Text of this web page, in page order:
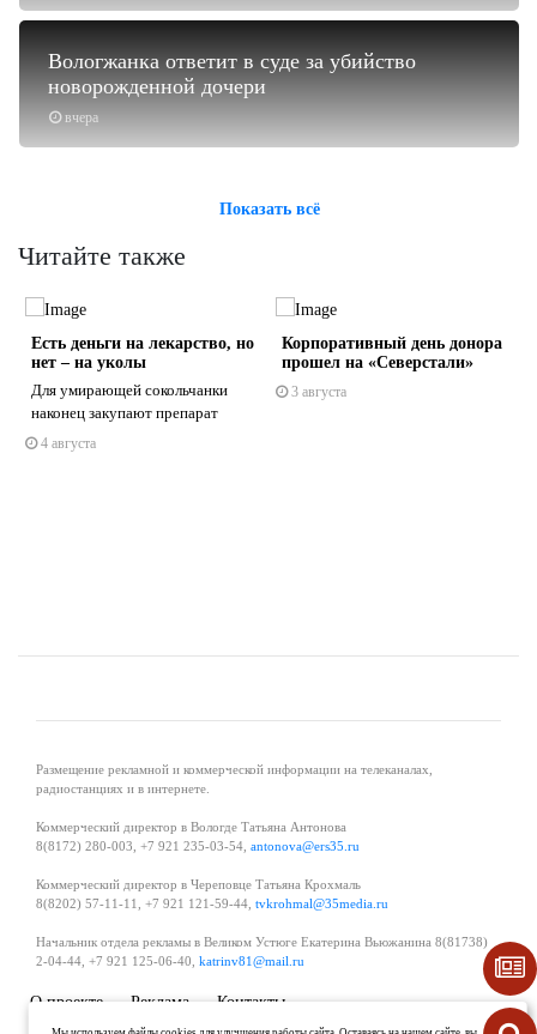
вчера
Вологжанка ответит в суде за убийство
новорожденной дочери
Показать всё
Читайте также
Есть деньги на лекарство, но
нет – на уколы
Для умирающей сокольчанки
наконец закупают препарат
4 августа
Корпоративный день донора
прошел на «Северстали»
3 августа
Размещение рекламной и коммерческой информации на телеканалах,
радиостанциях и в интернете.
Коммерческий директор в Вологде Татьяна Антонова
8(8172) 280-003, +7 921 235-03-54, antonova@ers35.ru
Коммерческий директор в Череповце Татьяна Крохмаль
8(8202) 57-11-11, +7 921 121-59-44, tvkrohmal@35media.ru
Начальник отдела рекламы в Великом Устюге Екатерина Вьюжанина 8(81738)
2-04-44, +7 921 125-06-40, katrinv81@mail.ru
О проекте Реклама
Контакты
Политика в области обработки и защиты персональных данных